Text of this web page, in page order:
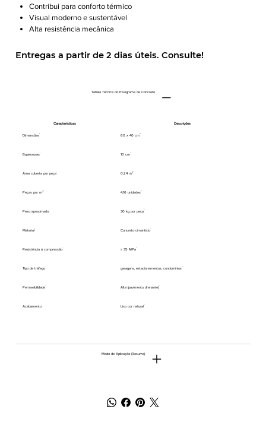
Contribui para conforto térmico
Visual moderno e sustentável
Alta resistência mecânica
Produto ecológico e durável
Entregas a partir de 2 dias úteis. Consulte!
Tabela Técnica do Pisograma de Concreto
Características Descrições
Dimensões 60 x 40 cm
Espessuras 10 cm
Área coberta por peça 0,24 m²
Peças por m² 4,16 unidades
Peso aproximado 30 kg por peça
Material Concreto cimentício
Resistência à compressão ≥ 35 MPa
Tipo de tráfego garagens, estacionamentos, condomínios
Permeabilidade Alta (pavimento drenante)
Acabamento Liso cor natural
Modo de Aplicação (Resumo)